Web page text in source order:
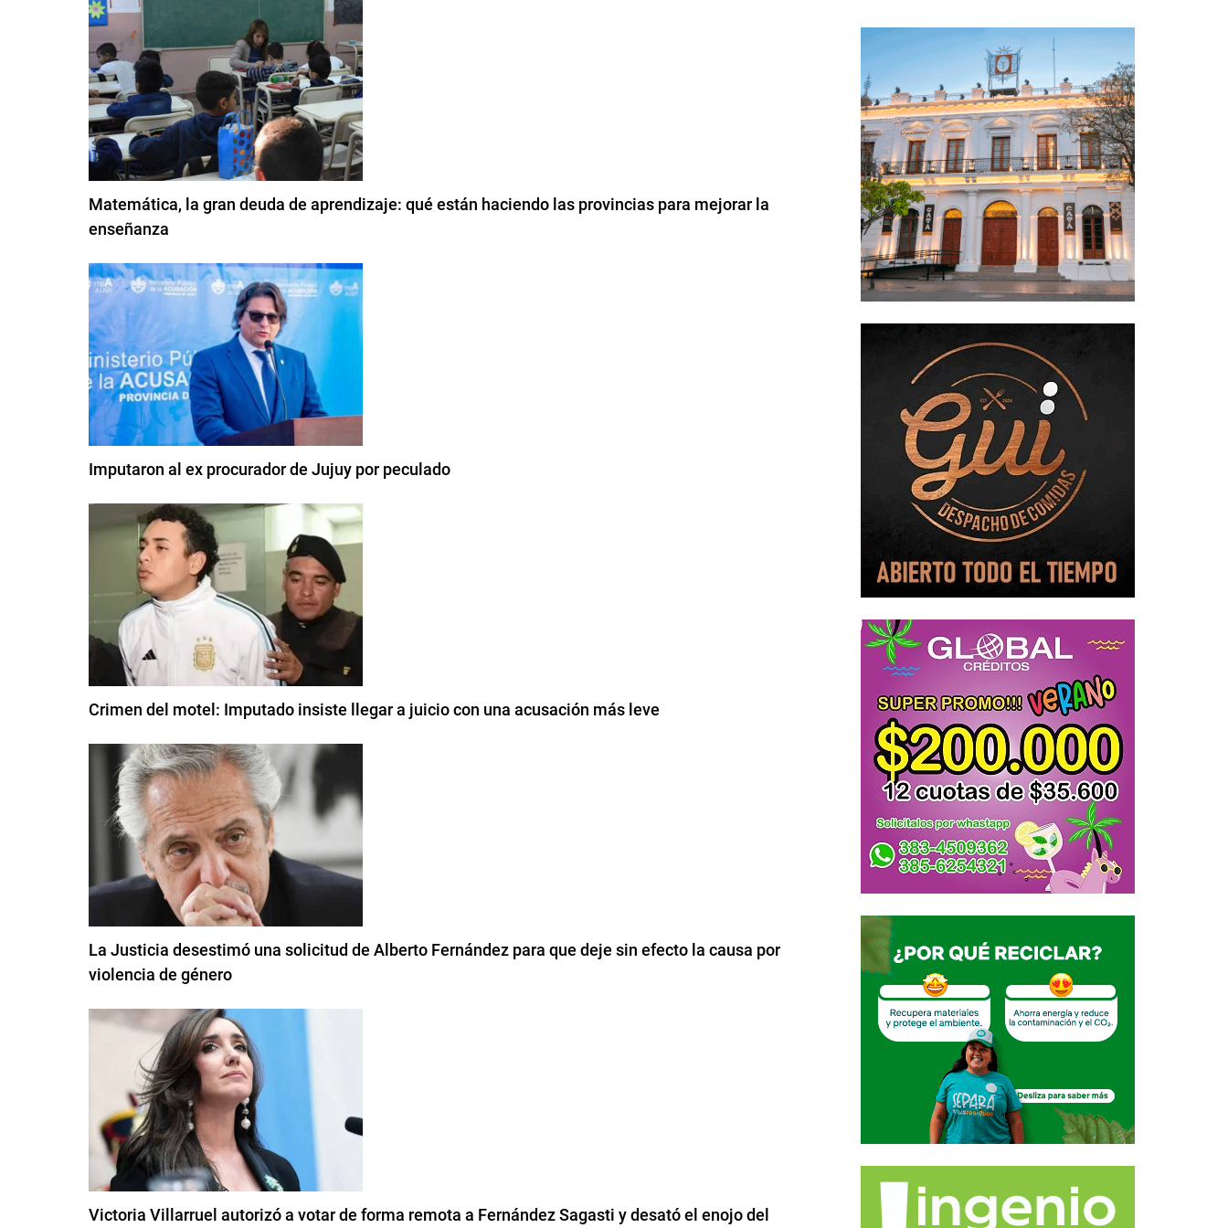
Matemática, la gran deuda de aprendizaje: qué están haciendo las provincias para mejorar la
enseñanza
Imputaron al ex procurador de Jujuy por peculado
Crimen del motel: Imputado insiste llegar a juicio con una acusación más leve
La Justicia desestimó una solicitud de Alberto Fernández para que deje sin efecto la causa por
violencia de género
Victoria Villarruel autorizó a votar de forma remota a Fernández Sagasti y desató el enojo del